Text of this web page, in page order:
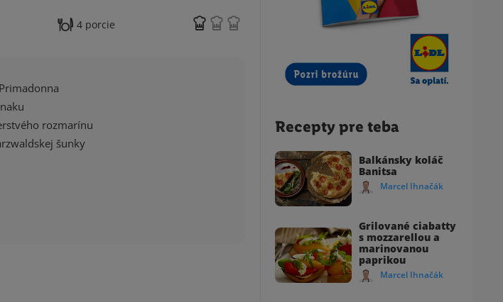
4 porcie
rozmarínu
šunky
Recepty pre teba
Balkánsky koláč
Banitsa
Marcel Ihnačák
Grilované ciabatty
s mozzarellou a
marinovanou
paprikou
Marcel Ihnačák